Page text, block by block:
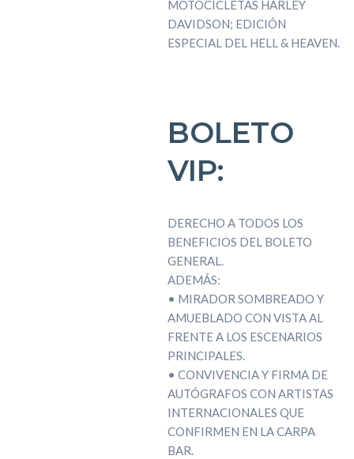
MOTOCICLETAS HARLEY
DAVIDSON; EDICIÓN
ESPECIAL DEL HELL & HEAVEN.
BOLETO
VIP:
DERECHO A TODOS LOS
BENEFICIOS DEL BOLETO
GENERAL.
ADEMÁS:
• MIRADOR SOMBREADO Y
AMUEBLADO CON VISTA AL
FRENTE A LOS ESCENARIOS
PRINCIPALES.
• CONVIVENCIA Y FIRMA DE
AUTÓGRAFOS CON ARTISTAS
INTERNACIONALES QUE
CONFIRMEN EN LA CARPA
BAR.